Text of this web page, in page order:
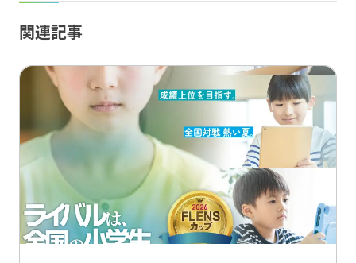
関連記事